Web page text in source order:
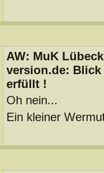
AW: MuK
version.de: Blick
erfüllt !
Oh nein...
Ein kleiner